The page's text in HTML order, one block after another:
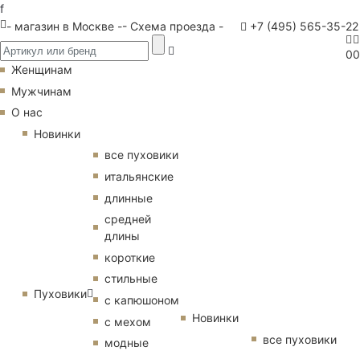
f
- магазин в Москве -- Схема проезда - +7 (495) 565-35-22
00
Женщинам
Мужчинам
О нас
Новинки
Пуховики
все пуховики
итальянские
длинные
средней
длины
короткие
стильные
с капюшоном
с мехом
модные
Новинки
все пуховики